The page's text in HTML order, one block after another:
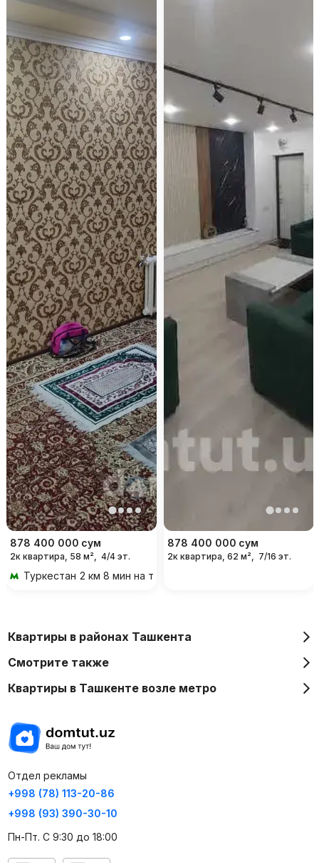
878 400 000 сум
2к квартира, 58 м², 4/4 эт.
Туркестан 2 км 8 мин на транспорте
878 400 000 сум
2к квартира, 62 м², 7/16 эт.
Квартиры в районах Ташкента
Смотрите также
Квартиры в Ташкенте возле метро
Отдел рекламы
+998 (78) 113-20-86
+998 (93) 390-30-10
Пн-Пт. С 9:30 до 18:00